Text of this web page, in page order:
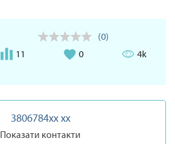
(0)
11
0 4k
3806784xx xx
Показати контакти